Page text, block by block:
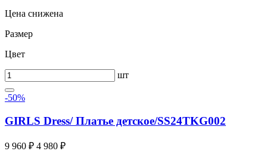
Цена снижена
Размер
Цвет
шт
-50%
GIRLS Dress/ Платье детское/SS24TKG002
9 960 ₽ 4 980 ₽